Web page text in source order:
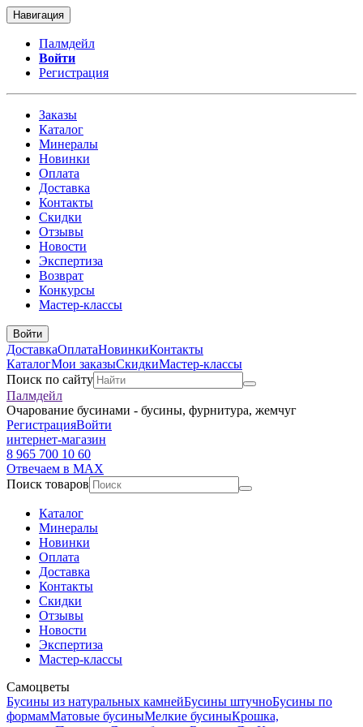
Навигация
Палмдейл
Войти
Регистрация
Заказы
Каталог
Минералы
Новинки
Оплата
Доставка
Контакты
Скидки
Отзывы
Новости
Экспертиза
Возврат
Конкурсы
Мастер-классы
Войти
ДоставкаОплатаНовинкиКонтакты
КаталогМои заказыСкидкиМастер-классы
Поиск по сайту
Палмдейл
Очарование бусинами - бусины, фурнитура, жемчуг
РегистрацияВойти
интернет-магазин
8 965 700 10 60
Отвечаем в MAX
Поиск товаров
Каталог
Минералы
Новинки
Оплата
Доставка
Контакты
Скидки
Отзывы
Новости
Экспертиза
Мастер-классы
Самоцветы
Бусины из натуральных камнейБусины штучноБусины по
формамМатовые бусиныМелкие бусиныКрошка,